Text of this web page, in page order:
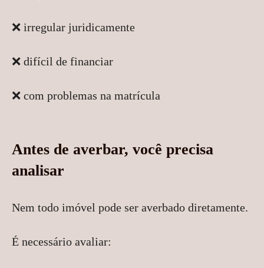
❌ irregular juridicamente
❌ difícil de financiar
❌ com problemas na matrícula
Antes de averbar, você precisa
analisar
Nem todo imóvel pode ser averbado diretamente.
É necessário avaliar: